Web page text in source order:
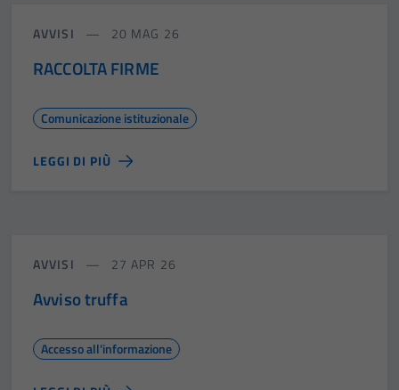
AVVISI 20 MAG 26
RACCOLTA FIRME
Comunicazione istituzionale
LEGGI DI PIÙ
AVVISI 27 APR 26
Avviso truffa
Accesso all'informazione